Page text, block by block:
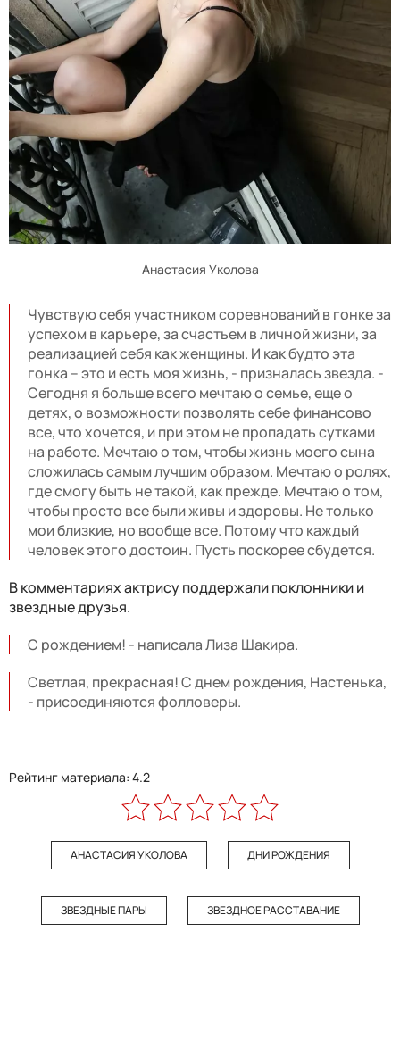
Анастасия Уколова
Чувствую себя участником соревнований в гонке за
успехом в карьере, за счастьем в личной жизни, за
реализацией себя как женщины. И как будто эта
гонка – это и есть моя жизнь, - призналась звезда. -
Сегодня я больше всего мечтаю о семье, еще о
детях, о возможности позволять себе финансово
все, что хочется, и при этом не пропадать сутками
на работе. Мечтаю о том, чтобы жизнь моего сына
сложилась самым лучшим образом. Мечтаю о ролях,
где смогу быть не такой, как прежде. Мечтаю о том,
чтобы просто все были живы и здоровы. Не только
мои близкие, но вообще все. Потому что каждый
человек этого достоин. Пусть поскорее сбудется.
В комментариях актрису поддержали поклонники и
звездные друзья.
С рождением! - написала Лиза Шакира.
Светлая, прекрасная! С днем рождения, Настенька,
- присоединяются фолловеры.
Рейтинг материала: 4.2
АНАСТАСИЯ УКОЛОВА ДНИ РОЖДЕНИЯ
ЗВЕЗДНЫЕ ПАРЫ ЗВЕЗДНОЕ РАССТАВАНИЕ